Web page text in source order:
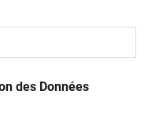
des Données